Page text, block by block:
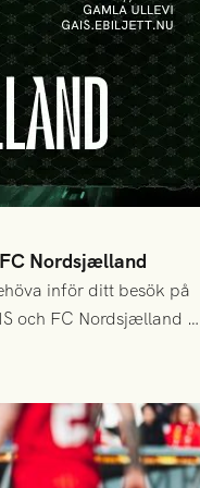
Nordsjælland
inför ditt besök på
och FC Nordsjælland i
kl 19.00 på torsdag